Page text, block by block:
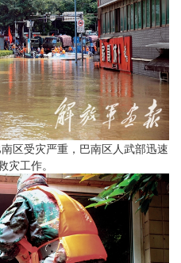
区受灾严重，巴南区人武部迅速
灾工作。